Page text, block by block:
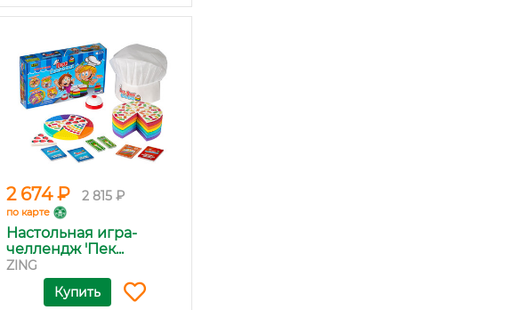
2 674 ₽ 2 815 ₽
по карте
Настольная игра-
челлендж 'Пек...
ZING
Купить